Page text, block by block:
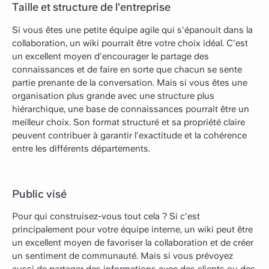
Taille et structure de l'entreprise
Si vous êtes une petite équipe agile qui s'épanouit dans la
collaboration, un wiki pourrait être votre choix idéal. C'est
un excellent moyen d'encourager le partage des
connaissances et de faire en sorte que chacun se sente
partie prenante de la conversation. Mais si vous êtes une
organisation plus grande avec une structure plus
hiérarchique, une base de connaissances pourrait être un
meilleur choix. Son format structuré et sa propriété claire
peuvent contribuer à garantir l'exactitude et la cohérence
entre les différents départements.
Public visé
Pour qui construisez-vous tout cela ? Si c'est
principalement pour votre équipe interne, un wiki peut être
un excellent moyen de favoriser la collaboration et de créer
un sentiment de communauté. Mais si vous prévoyez